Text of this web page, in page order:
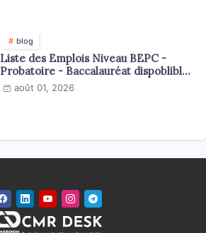
blog
Liste des Emplois Niveau BEPC -
Probatoire - Baccalauréat dispoblible
en 2026
août 01, 2026